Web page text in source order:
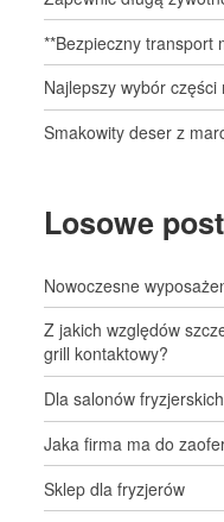
**Bezpieczny transport
Najlepszy wybór części
Smakowity deser z
Losowe
Nowoczesne
Z jakich względów
grill kontaktowy?
Dla salonów
Jaka firma ma do
Sklep dla fryzjerów